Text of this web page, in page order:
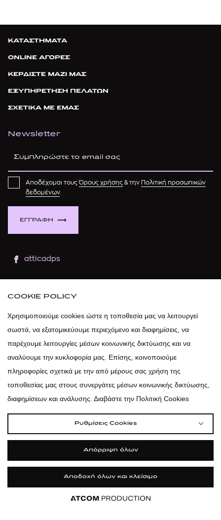
ΚΑΤΑΣΤΗΜΑΤΑ
ONLINE ΑΓΟΡΕΣ
ΚΕΡΔΙΣΤΕ ΜΑΖΙ ΜΑΣ
ΕΞΥΠΗΡΕΤΗΣΗ ΠΕΛΑΤΩΝ
ΣΧΕΤΙΚΑ ΜΕ ΕΜΑΣ
Newsletter
ΕΓΓΡΑΦΗ
Αποδέχομαι τουςΌρους χρήσης & την Πολιτική προσωπικών
δεδομένων.
atticadps
atticadps
| Πολιτική Cookies | Κώδικας Δεοντολογίας
Προστασία Προσωπικών Δεδομένων
COOKIE POLICY
Χρησιμοποιούμε cookies ώστε η τοποθεσία μας να λειτουργεί
σωστά, να εξατομικεύουμε περιεχόμενο και διαφημίσεις, να
παρέχουμε λειτουργίες μέσων κοινωνικής δικτύωσης και να
αναλύουμε την κυκλοφορία μας. Επίσης, κοινοποιούμε
πληροφορίες σχετικά με την από μέρους σας χρήση της
τοποθεσίας μας στους συνεργάτες μέσων κοινωνικής δικτύωσης,
διαφημίσεων και ανάλυσης. Διαβάστε την Πολιτική Cookies
Ρυθμίσεις Cookies
Απόρριψη όλων
Αποδοχή όλων και κλείσιμο